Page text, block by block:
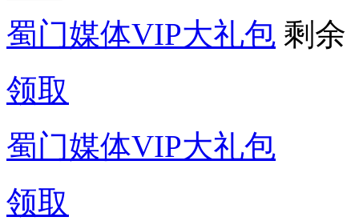
蜀门媒体VIP大礼包 剩余
领取
蜀门媒体VIP大礼包
领取